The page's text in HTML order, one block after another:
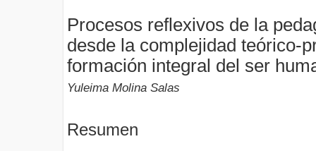
Procesos reflexivos de la
desde la complejidad teórico-
formación integral del ser
Yuleima Molina Salas
Resumen